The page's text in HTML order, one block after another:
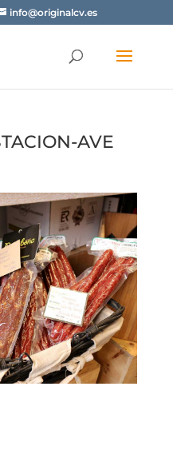
info@originalcv.es
AVE